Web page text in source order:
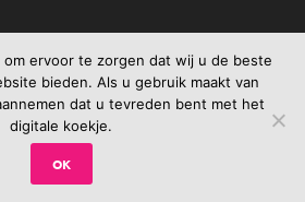
:. Female-Gamers
om ervoor te zorgen dat wij u de beste
bieden. Als u gebruik maakt van
dat u tevreden bent met het
digitale koekje.
OK